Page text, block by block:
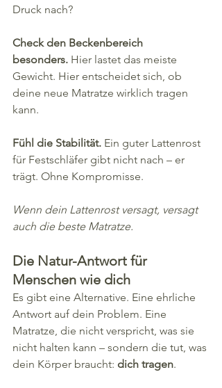
Druck nach?
Check den Beckenbereich
besonders. Hier lastet das meiste
Gewicht. Hier entscheidet sich, ob
deine neue Matratze wirklich tragen
kann.
Fühl die Stabilität. Ein guter Lattenrost
für Festschläfer gibt nicht nach – er
trägt. Ohne Kompromisse.
Wenn dein Lattenrost versagt, versagt
auch die beste Matratze.
Die Natur-Antwort für
Menschen wie dich
Es gibt eine Alternative. Eine ehrliche
Antwort auf dein Problem. Eine
Matratze, die nicht verspricht, was sie
nicht halten kann – sondern die tut, was
dein Körper braucht: dich tragen.